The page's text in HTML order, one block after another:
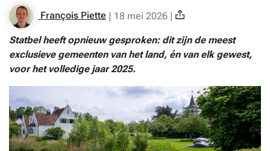
François Piette | 18 mei 2026 |
Statbel heeft opnieuw gesproken: dit zijn de meest
exclusieve gemeenten van het land, én van elk gewest,
voor het volledige jaar 2025.